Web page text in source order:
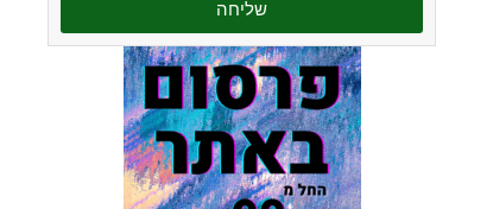
שליחה